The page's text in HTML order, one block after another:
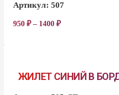
Артикул:507
950₽– 1400₽
ЖИЛЕТ СИНИЙ В